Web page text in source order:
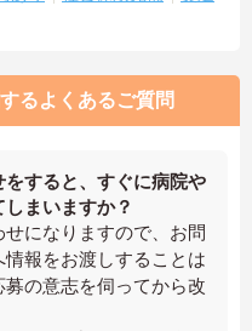
るよくあるご質問
すると、すぐに病院や
まいますか？
になりますので、お問
報をお渡しすることは
の意志を伺ってから改